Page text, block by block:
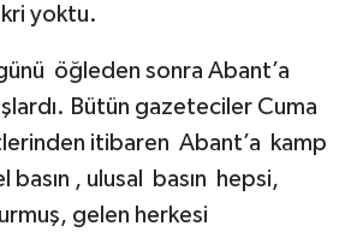
yoktu.
öğleden sonra Abant’a
Bütün gazeteciler Cuma
itibaren Abant’a kamp
basın , ulusal basın hepsi,
gelen herkesi